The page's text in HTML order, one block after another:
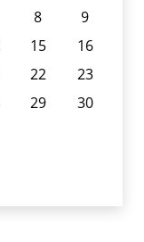
8
9
15
16
22
23
29
30